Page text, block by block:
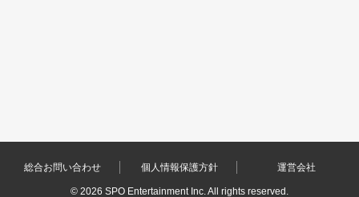
総合お問い合わせ 個人情報保護方針 運営会社
© 2026 SPO Entertainment Inc. All rights reserved.